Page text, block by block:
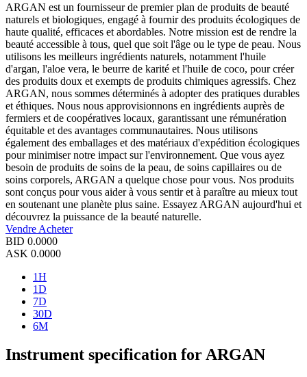
ARGAN est un fournisseur de premier plan de produits de beauté
naturels et biologiques, engagé à fournir des produits écologiques de
haute qualité, efficaces et abordables. Notre mission est de rendre la
beauté accessible à tous, quel que soit l'âge ou le type de peau. Nous
utilisons les meilleurs ingrédients naturels, notamment l'huile
d'argan, l'aloe vera, le beurre de karité et l'huile de coco, pour créer
des produits doux et exempts de produits chimiques agressifs. Chez
ARGAN, nous sommes déterminés à adopter des pratiques durables
et éthiques. Nous nous approvisionnons en ingrédients auprès de
fermiers et de coopératives locaux, garantissant une rémunération
équitable et des avantages communautaires. Nous utilisons
également des emballages et des matériaux d'expédition écologiques
pour minimiser notre impact sur l'environnement. Que vous ayez
besoin de produits de soins de la peau, de soins capillaires ou de
soins corporels, ARGAN a quelque chose pour vous. Nos produits
sont conçus pour vous aider à vous sentir et à paraître au mieux tout
en soutenant une planète plus saine. Essayez ARGAN aujourd'hui et
découvrez la puissance de la beauté naturelle.
Vendre Acheter
BID 0.0000
ASK 0.0000
1H
1D
7D
30D
6M
Instrument specification for ARGAN